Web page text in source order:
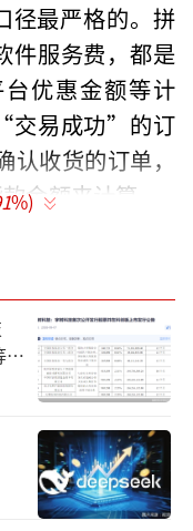
径最严格的。拼
件服务费，都是
优惠金额等计
交易成功”的订
收货的订单，
金额来计算——
0.6%的费用。
里还宣布了从今
家的年费（年度
3万元和6万元两
天猫的新商家不
年年费的商
%)
豪